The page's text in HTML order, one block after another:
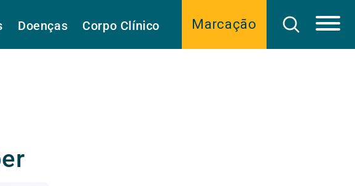
Marcação
Doenças Corpo Clínico